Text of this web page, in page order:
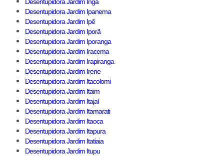
Desentupidora Jardim Ipanema
Desentupidora Jardim Ipê
Desentupidora Jardim Iporã
Desentupidora Jardim Iporanga
Desentupidora Jardim Iracema
Desentupidora Jardim Irapiranga
Desentupidora Jardim Irene
Desentupidora Jardim Itacolomi
Desentupidora Jardim Itaim
Desentupidora Jardim Itajaí
Desentupidora Jardim Itamarati
Desentupidora Jardim Itaoca
Desentupidora Jardim Itapura
Desentupidora Jardim Itatiaia
Desentupidora Jardim Itupu